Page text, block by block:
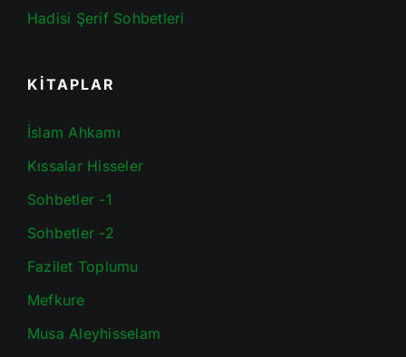
Hadisi Şerif Sohbetleri
KİTAPLAR
İslam Ahkamı
Kıssalar Hisseler
Sohbetler -1
Sohbetler -2
Fazilet Toplumu
Mefkure
Musa Aleyhisselam